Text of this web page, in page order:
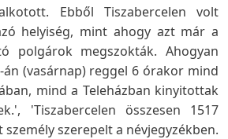
Ebből Tiszabercelen volt
helyiség, mint ahogy azt már a
polgárok megszokták. Ahogyan
(vasárnap) reggel 6 órakor mind
mind a Teleházban kinyitottak
'Tiszabercelen összesen 1517
szerepelt a névjegyzékben.